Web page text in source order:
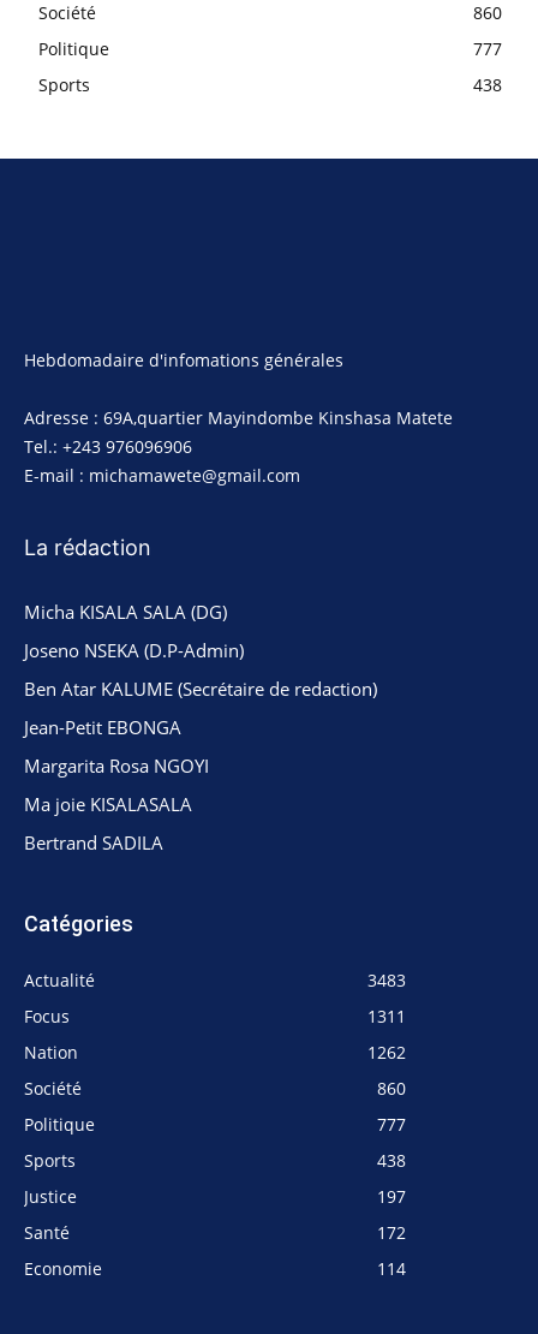
Société
860
Politique
777
Sports
438
Hebdomadaire d'infomations générales
Adresse : 69A,quartier Mayindombe Kinshasa Matete
Tel.: +243 976096906
E-mail : michamawete@gmail.com
La rédaction
Micha KISALA SALA (DG)
Joseno NSEKA (D.P-Admin)
Ben Atar KALUME (Secrétaire de redaction)
Jean-Petit EBONGA
Margarita Rosa NGOYI
Ma joie KISALASALA
Bertrand SADILA
Catégories
Actualité
3483
Focus
1311
Nation
1262
Société
860
Politique
777
Sports
438
Justice
197
Santé
172
Economie
114